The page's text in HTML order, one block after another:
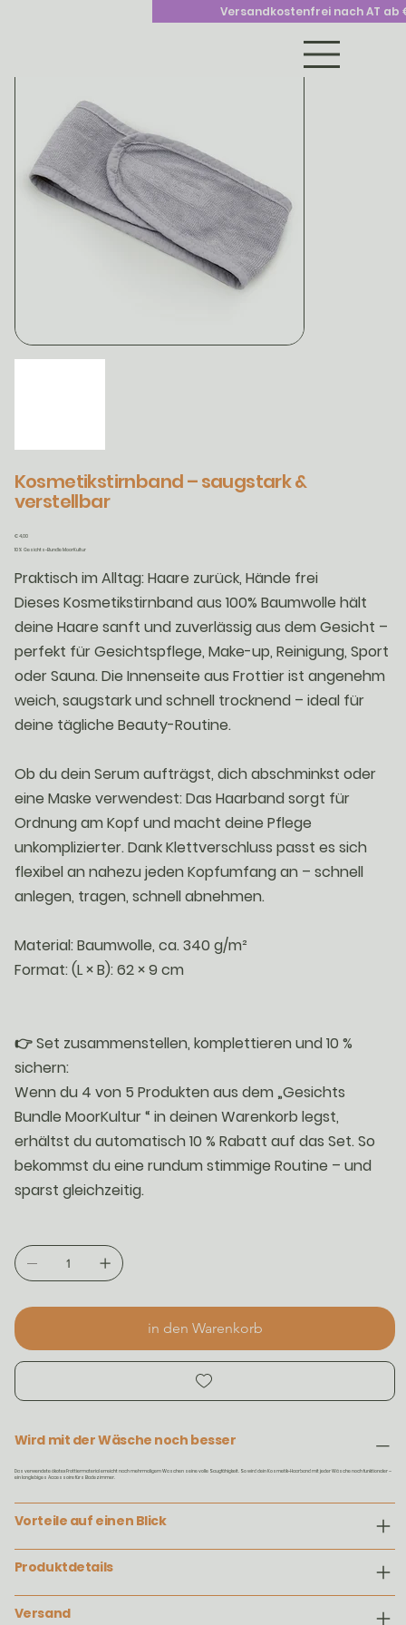
Versandkostenfrei nach AT ab
Kosmetikstirnband – saugstark & verstellbar
Kosmetikstirnband – saugstark &
verstellbar
Preis
€ 4,00
10% Gesichts-Bundle MoorKultur
Praktisch im Alltag: Haare zurück, Hände frei
Dieses Kosmetikstirnband aus 100% Baumwolle hält
deine Haare sanft und zuverlässig aus dem Gesicht –
perfekt für Gesichtspflege, Make-up, Reinigung, Sport
oder Sauna. Die Innenseite aus Frottier ist angenehm
weich, saugstark und schnell trocknend – ideal für
deine tägliche Beauty-Routine.
Ob du dein Serum aufträgst, dich abschminkst oder
eine Maske verwendest: Das Haarband sorgt für
Ordnung am Kopf und macht deine Pflege
unkomplizierter. Dank Klettverschluss passt es sich
flexibel an nahezu jeden Kopfumfang an – schnell
anlegen, tragen, schnell abnehmen.
Material: Baumwolle, ca. 340 g/m²
Format: (L × B): 62 × 9 cm
👉 Set zusammenstellen, komplettieren und 10 %
sichern:
Wenn du 4 von 5 Produkten aus dem „Gesichts
Bundle MoorKultur “ in deinen Warenkorb legst,
erhältst du automatisch 10 % Rabatt auf das Set. So
bekommst du eine rundum stimmige Routine – und
sparst gleichzeitig.
in den Warenkorb
Wird mit der Wäsche noch besser
Das verwendete ökotex Frottiermaterial erreicht nach mehrmaligem Waschen seine volle Saugfähigkeit. So wird dein Kosmetik-Haarband mit jeder Wäsche noch funktionaler –
ein langlebiges Accessoire fürs Badezimmer.
Vorteile auf einen Blick
Produktdetails
Versand